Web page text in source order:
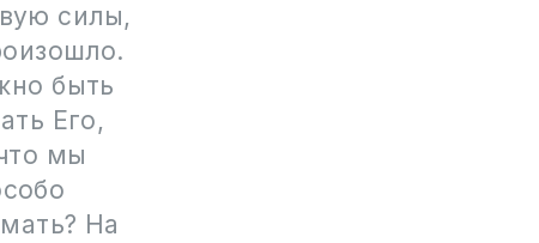
силы,
быть
Его,
мы
На